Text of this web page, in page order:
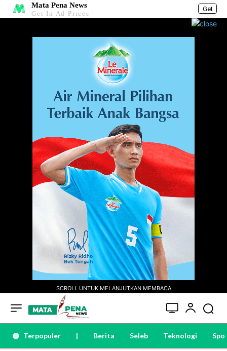
Get
Mata Pena News
Get In Ad Prices
SCROLL UNTUK MELANJUTKAN MEMBACA
Terpopuler | Berita Seleb Teknologi